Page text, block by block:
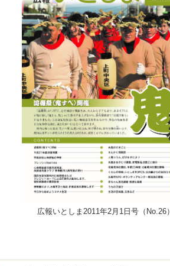
広報いとしま2011年2月1日号（No.26）